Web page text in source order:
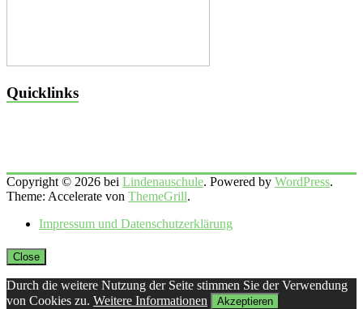
Quicklinks
Copyright © 2026 bei Lindenauschule. Powered by WordPress.
Theme: Accelerate von ThemeGrill.
Impressum und Datenschutzerklärung
Close
Durch die weitere Nutzung der Seite stimmen Sie der Verwendung
von Cookies zu. Weitere Informationen Akzeptieren